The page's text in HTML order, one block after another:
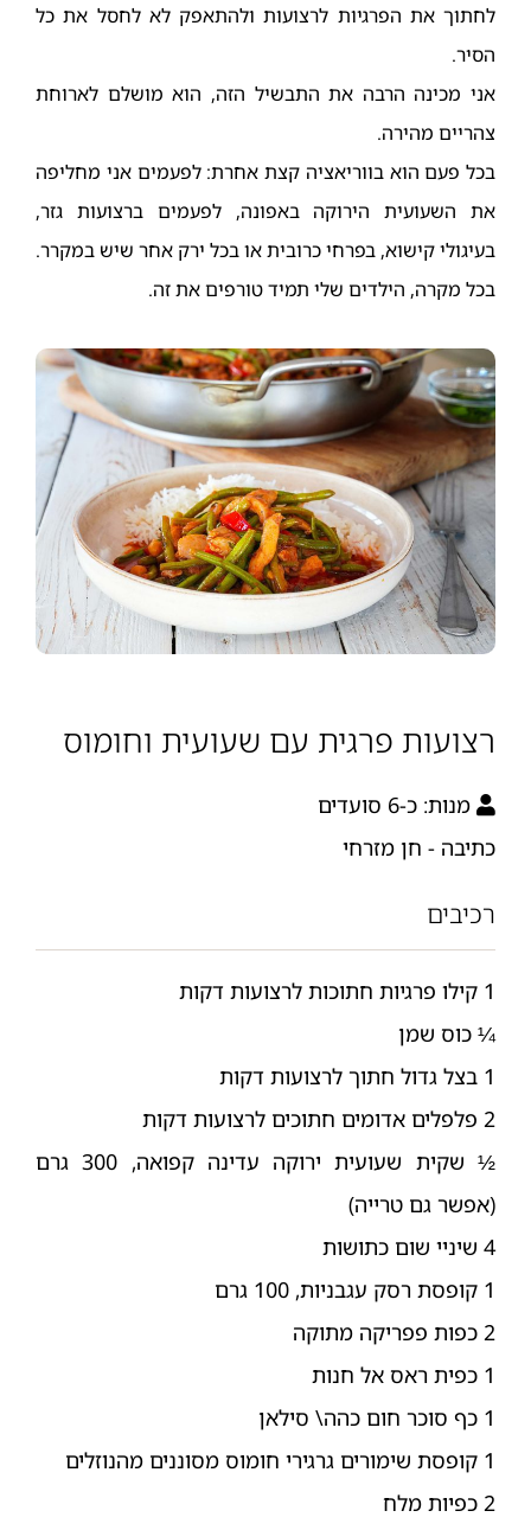
לחתוך את הפרגיות לרצועות ולהתאפק לא לחסל את כל
הסיר.
אני מכינה הרבה את התבשיל הזה, הוא מושלם לארוחת
צהריים מהירה.
בכל פעם הוא בווריאציה קצת אחרת: לפעמים אני מחליפה
את השעועית הירוקה באפונה, לפעמים ברצועות גזר,
בעיגולי קישוא, בפרחי כרובית או בכל ירק אחר שיש במקרר.
בכל מקרה, הילדים שלי תמיד טורפים את זה.
רצועות פרגית עם שעועית וחומוס
מנות: כ-6 סועדים
כתיבה - חן מזרחי
רכיבים
1 קילו פרגיות חתוכות לרצועות דקות
¼ כוס שמן
1 בצל גדול חתוך לרצועות דקות
2 פלפלים אדומים חתוכים לרצועות דקות
½ שקית שעועית ירוקה עדינה קפואה, 300 גרם
(אפשר גם טרייה)
4 שיניי שום כתושות
1 קופסת רסק עגבניות, 100 גרם
2 כפות פפריקה מתוקה
1 כפית ראס אל חנות
1 כף סוכר חום כהה\ סילאן
1 קופסת שימורים גרגירי חומוס מסוננים מהנוזלים
2 כפיות מלח